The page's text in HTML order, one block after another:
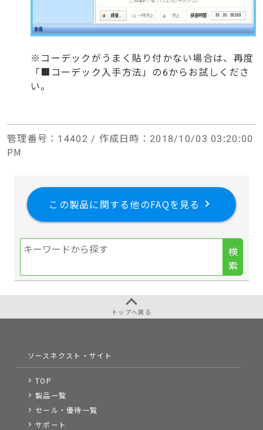
※コーデックがうまく貼り付かない場合は、再度
「■コーデック入手方法」の6からお試しくださ
い。
管理番号 ：14402 / 作成日時 ：2018/10/03 03:20:00
PM
この製品に関する他のFAQを見る
検
索
トップへ戻る
ソースネクスト・サイト
TOP
製品一覧
セール・優待一覧
サポート